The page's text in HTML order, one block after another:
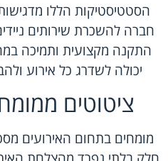
הסטטיסטיקות הללו
חברה להשכרת שירותים
התקנה מקצועית ותמיכה
יכולה לשדרג כל אירוע
ציטוטים
מומחים בתחום האירועים